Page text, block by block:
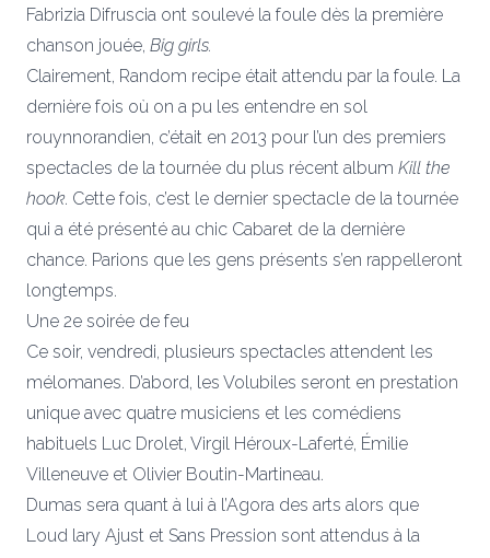
Fabrizia Difruscia ont soulevé la foule dès la première
chanson jouée, Big girls.
Clairement, Random recipe était attendu par la foule. La
dernière fois où on a pu les entendre en sol
rouynnorandien, c’était en 2013 pour l’un des premiers
spectacles de la tournée du plus récent album Kill the
hook. Cette fois, c’est le dernier spectacle de la tournée
qui a été présenté au chic Cabaret de la dernière
chance. Parions que les gens présents s’en rappelleront
longtemps.
Une 2e soirée de feu
Ce soir, vendredi, plusieurs spectacles attendent les
mélomanes. D’abord, les Volubiles seront en prestation
unique avec quatre musiciens et les comédiens
habituels Luc Drolet, Virgil Héroux-Laferté, Émilie
Villeneuve et Olivier Boutin-Martineau.
Dumas sera quant à lui à l’Agora des arts alors que
Loud lary Ajust et Sans Pression sont attendus à la